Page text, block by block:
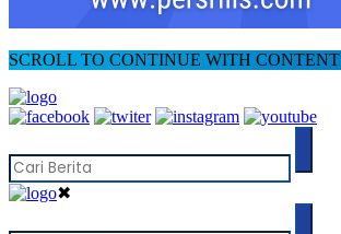
SCROLL TO CONTINUE WITH CONTENT
✖